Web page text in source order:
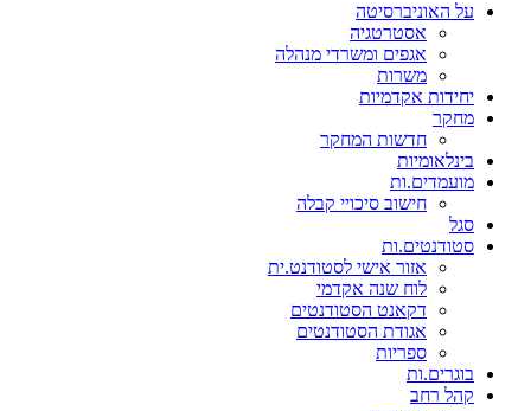
על האוניברסיטה
אסטרטגיה
אגפים ומשרדי מנהלה
משרות
יחידות אקדמיות
מחקר
חדשות המחקר
בינלאומיות
מועמדים.ות
חישוב סיכויי קבלה
סגל
סטודנטים.ות
אזור אישי לסטודנט.ית
לוח שנה אקדמי
דקאנט הסטודנטים
אגודת הסטודנטים
ספריות
בוגרים.ות
קהל רחב